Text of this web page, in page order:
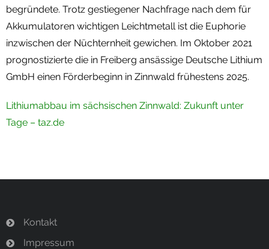
begründete. Trotz gestiegener Nachfrage nach dem für
Akkumulatoren wichtigen Leichtmetall ist die Euphorie
inzwischen der Nüchternheit gewichen. Im Oktober 2021
prognostizierte die in Freiberg ansässige Deutsche Lithium
GmbH einen Förderbeginn in Zinnwald frühestens 2025.
Lithiumabbau im sächsischen Zinnwald: Zukunft unter
Tage – taz.de
Kontakt
Impressum